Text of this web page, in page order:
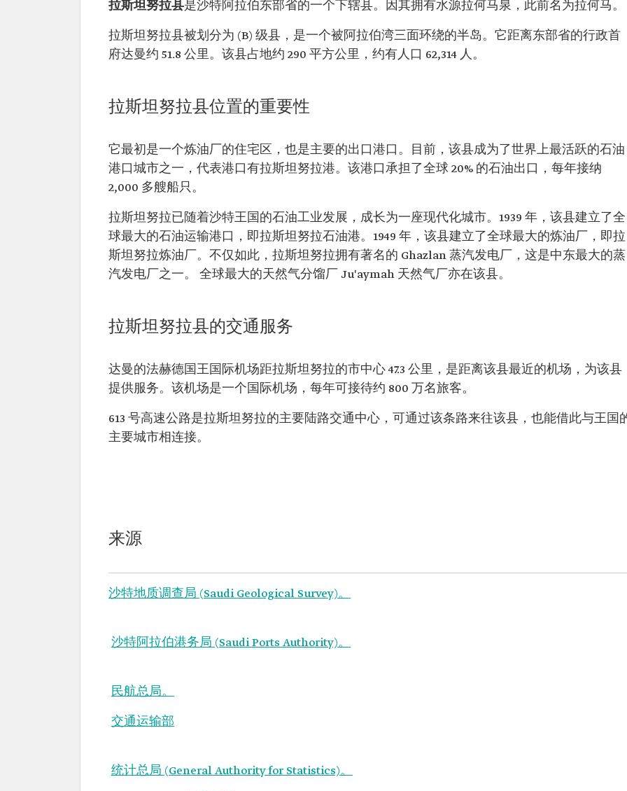
拉斯坦努拉县是沙特阿拉伯东部省的一个下辖县。因其拥有水源拉何马泉，此前名为拉何马。
拉斯坦努拉县被划分为 (B) 级县，是一个被阿拉伯湾三面环绕的半岛。它距离东部省的行政首
府达曼约 51.8 公里。该县占地约 290 平方公里，约有人口 62,314 人。
拉斯坦努拉县位置的重要性
它最初是一个炼油厂的住宅区，也是主要的出口港口。目前，该县成为了世界上最活跃的石油
港口城市之一，代表港口有拉斯坦努拉港。该港口承担了全球 20% 的石油出口，每年接纳
2,000 多艘船只。
拉斯坦努拉已随着沙特王国的石油工业发展，成长为一座现代化城市。1939 年，该县建立了全
球最大的石油运输港口，即拉斯坦努拉石油港。1949 年，该县建立了全球最大的炼油厂，即拉
斯坦努拉炼油厂。不仅如此，拉斯坦努拉拥有著名的 Ghazlan 蒸汽发电厂，这是中东最大的蒸
汽发电厂之一。 全球最大的天然气分馏厂 Ju'aymah 天然气厂亦在该县。
拉斯坦努拉县的交通服务
达曼的法赫德国王国际机场距拉斯坦努拉的市中心 47.3 公里，是距离该县最近的机场，为该县
提供服务。该机场是一个国际机场，每年可接待约 800 万名旅客。
613 号高速公路是拉斯坦努拉的主要陆路交通中心，可通过该条路来往该县，也能借此与王国
主要城市相连接。
来源
沙特地质调查局 (Saudi Geological Survey)。
沙特阿拉伯港务局 (Saudi Ports Authority)。
民航总局。
交通运输部
统计总局 (General Authority for Statistics)。